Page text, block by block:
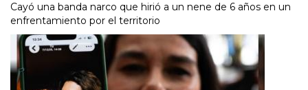
Cayó una banda narco que hirió a un nene de 6 años en un
enfrentamiento por el territorio